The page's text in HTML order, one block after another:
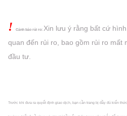
! Cảnh báo rủi ro: Xin lưu ý rằng bất cứ
quan đến rủi ro, bao gồm rủi ro mất
đầu tư.
Trước khi đưa ra quyết định giao dịch, bạn cần trang bị đầy đủ kiến